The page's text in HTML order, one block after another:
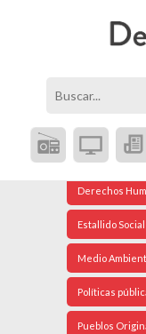
Coronavirus
Derechos
Estallido Social
Medio
Políticas
Pueblos